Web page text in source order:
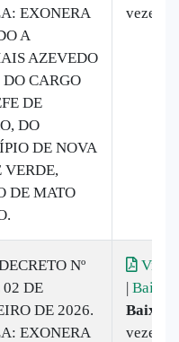
EXONERA
A
AZEVEDO
CARGO
DE
DO
DE NOVA
VERDE,
DE MATO
vezes
Nº
02 DE
DE 2026.
EXONERA
| Baixar
vezes